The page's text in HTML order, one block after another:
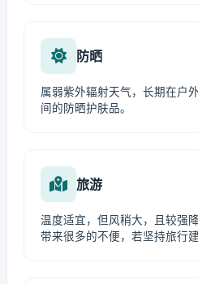
防晒
属弱紫外辐射天气，长期在户
间的防晒护肤品。
旅游
温度适宜，但风稍大，且较强
带来很多的不便，若坚持旅行